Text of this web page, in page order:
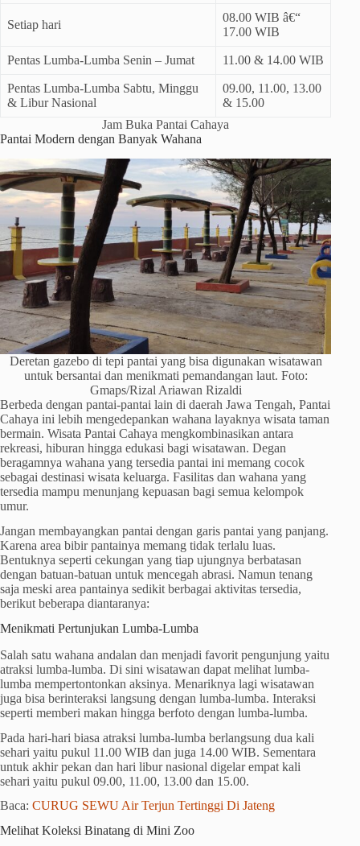
Setiap hari
08.00 WIB â€“
17.00 WIB
Pentas Lumba-Lumba Senin – Jumat 11.00 & 14.00 WIB
Pentas Lumba-Lumba Sabtu, Minggu
& Libur Nasional
09.00, 11.00, 13.00
& 15.00
Jam Buka Pantai Cahaya
Pantai Modern dengan Banyak Wahana
Deretan gazebo di tepi pantai yang bisa digunakan wisatawan
untuk bersantai dan menikmati pemandangan laut. Foto:
Gmaps/Rizal Ariawan Rizaldi
Berbeda dengan pantai-pantai lain di daerah Jawa Tengah, Pantai
Cahaya ini lebih mengedepankan wahana layaknya wisata taman
bermain. Wisata Pantai Cahaya mengkombinasikan antara
rekreasi, hiburan hingga edukasi bagi wisatawan. Degan
beragamnya wahana yang tersedia pantai ini memang cocok
sebagai destinasi wisata keluarga. Fasilitas dan wahana yang
tersedia mampu menunjang kepuasan bagi semua kelompok
umur.
Jangan membayangkan pantai dengan garis pantai yang panjang.
Karena area bibir pantainya memang tidak terlalu luas.
Bentuknya seperti cekungan yang tiap ujungnya berbatasan
dengan batuan-batuan untuk mencegah abrasi. Namun tenang
saja meski area pantainya sedikit berbagai aktivitas tersedia,
berikut beberapa diantaranya:
Menikmati Pertunjukan Lumba-Lumba
Salah satu wahana andalan dan menjadi favorit pengunjung yaitu
atraksi lumba-lumba. Di sini wisatawan dapat melihat lumba-
lumba mempertontonkan aksinya. Menariknya lagi wisatawan
juga bisa berinteraksi langsung dengan lumba-lumba. Interaksi
seperti memberi makan hingga berfoto dengan lumba-lumba.
Pada hari-hari biasa atraksi lumba-lumba berlangsung dua kali
sehari yaitu pukul 11.00 WIB dan juga 14.00 WIB. Sementara
untuk akhir pekan dan hari libur nasional digelar empat kali
sehari yaitu pukul 09.00, 11.00, 13.00 dan 15.00.
Baca: CURUG SEWU Air Terjun Tertinggi Di Jateng
Melihat Koleksi Binatang di Mini Zoo